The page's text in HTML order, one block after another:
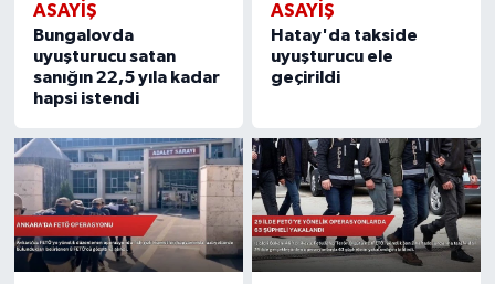
ASAYIŞ
Bungalovda
uyuşturucu satan
sanığın 22,5 yıla kadar
hapsi istendi
ASAYIŞ
Hatay'da takside
uyuşturucu ele
geçirildi